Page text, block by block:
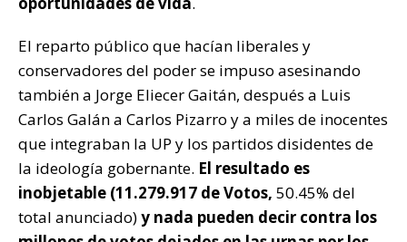
El reparto público que hacían liberales y
conservadores del poder se impuso asesinando
también a Jorge Eliecer Gaitán, después a Luis
Carlos Galán a Carlos Pizarro y a miles de inocentes
que integraban la UP y los partidos disidentes de
la ideología gobernante. El resultado es
inobjetable (11.279.917 de Votos, 50.45% del
total anunciado)y nada pueden decir contra los